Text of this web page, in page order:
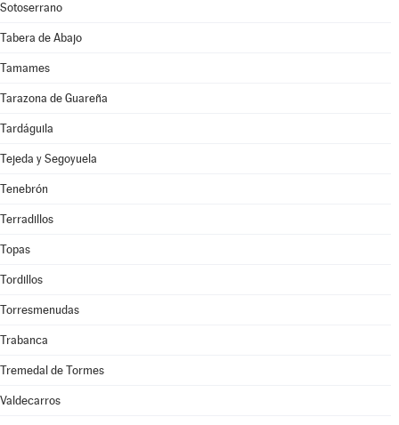
Sotoserrano
Tabera de Abajo
Tamames
Tarazona de Guareña
Tardáguila
Tejeda y Segoyuela
Tenebrón
Terradillos
Topas
Tordillos
Torresmenudas
Trabanca
Tremedal de Tormes
Valdecarros